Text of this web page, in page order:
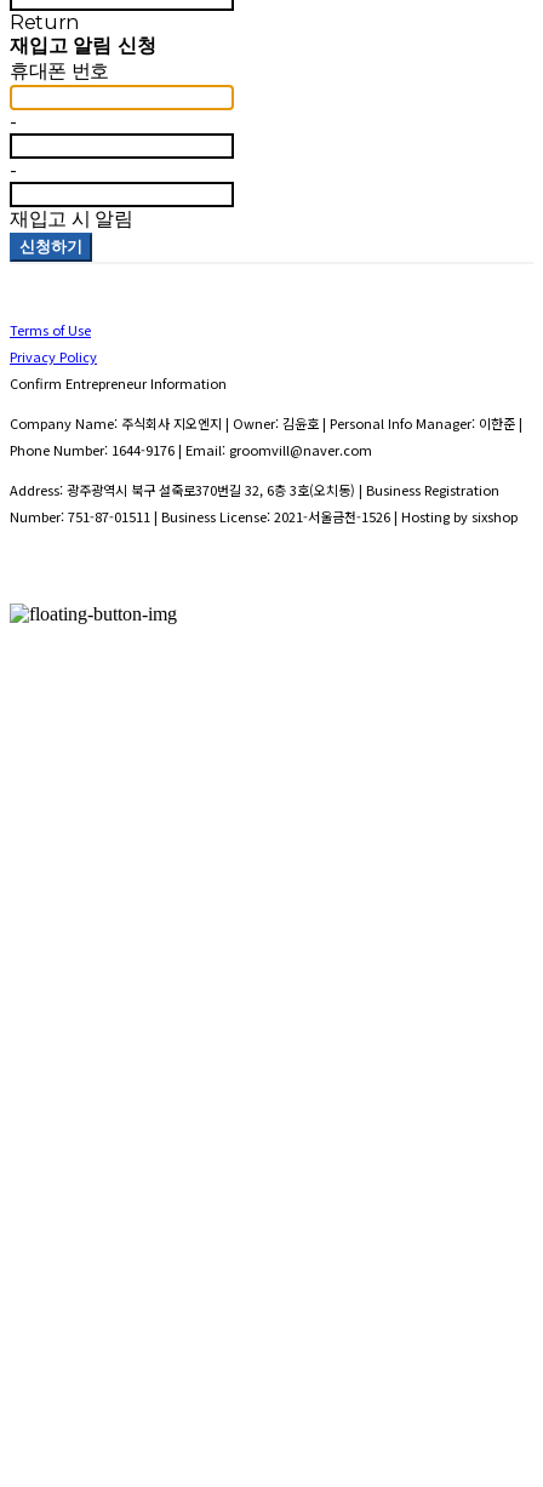
Return
재입고 알림 신청
휴대폰 번호
-
-
재입고 시 알림
신청하기
Terms of Use
Privacy Policy
Confirm Entrepreneur Information
Company Name: 주식회사 지오엔지 | Owner: 김윤호 | Personal Info Manager: 이한준 |
Phone Number: 1644-9176 | Email: groomvill@naver.com
Address: 광주광역시 북구 설죽로370번길 32, 6층 3호(오치동) | Business Registration
Number:751-87-01511 | Business License:2021-서울금천-1526| Hosting by sixshop